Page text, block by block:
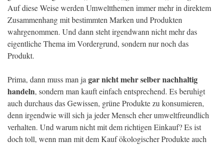
Auf diese Weise werden Umweltthemen immer mehr in direktem
Zusammenhang mit bestimmten Marken und Produkten
wahrgenommen. Und dann steht irgendwann nicht mehr das
eigentliche Thema im Vordergrund, sondern nur noch das
Produkt.
Prima, dann muss man ja gar nicht mehr selber nachhaltig
handeln, sondern man kauft einfach entsprechend. Es beruhigt
auch durchaus das Gewissen, grüne Produkte zu konsumieren,
denn irgendwie will sich ja jeder Mensch eher umweltfreundlich
verhalten. Und warum nicht mit dem richtigen Einkauf? Es ist
doch toll, wenn man mit dem Kauf ökologischer Produkte auch